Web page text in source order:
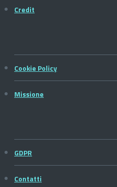
Credit
Cookie Policy
Missione
GDPR
Contatti